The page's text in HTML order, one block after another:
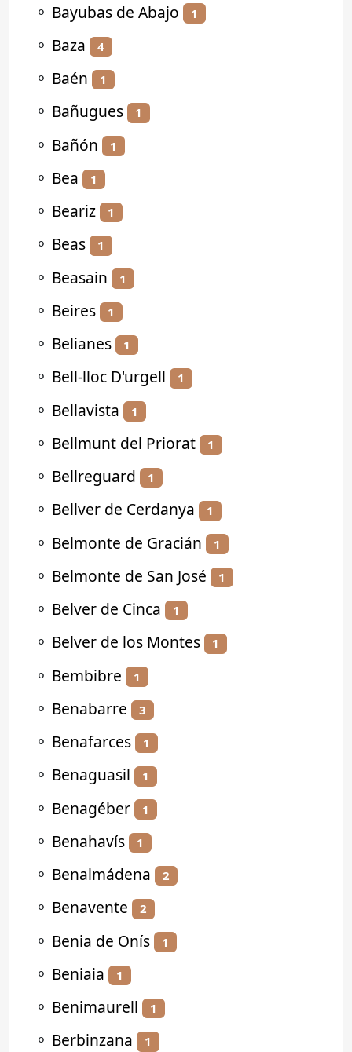
⚬ Bayubas de Abajo 1
⚬ Baza 4
⚬ Baén 1
⚬ Bañugues 1
⚬ Bañón 1
⚬ Bea 1
⚬ Beariz 1
⚬ Beas 1
⚬ Beasain 1
⚬ Beires 1
⚬ Belianes 1
⚬ Bell-lloc D'urgell 1
⚬ Bellavista 1
⚬ Bellmunt del Priorat 1
⚬ Bellreguard 1
⚬ Bellver de Cerdanya 1
⚬ Belmonte de Gracián 1
⚬ Belmonte de San José 1
⚬ Belver de Cinca 1
⚬ Belver de los Montes 1
⚬ Bembibre 1
⚬ Benabarre 3
⚬ Benafarces 1
⚬ Benaguasil 1
⚬ Benagéber 1
⚬ Benahavís 1
⚬ Benalmádena 2
⚬ Benavente 2
⚬ Benia de Onís 1
⚬ Beniaia 1
⚬ Benimaurell 1
⚬ Berbinzana 1